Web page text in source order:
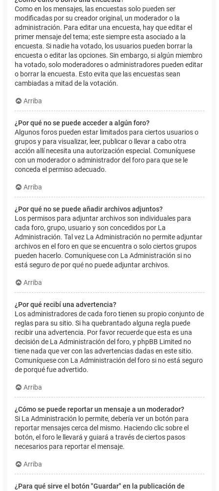
Como en los mensajes, las encuestas solo pueden ser
modificadas por su creador original, un moderador o la
administración. Para editar una encuesta, hay que editar el
primer mensaje del tema; este siempre esta asociado a la
encuesta. Si nadie ha votado, los usuarios pueden borrar la
encuesta o editar las opciones. Sin embargo, si algún miembro
ha votado, solo moderadores o administradores pueden editar
o borrar la encuesta. Esto evita que las encuestas sean
cambiadas a mitad de la votación.
Arriba
¿Por qué no se puede acceder a algún foro?
Algunos foros pueden estar limitados para ciertos usuarios o
grupos y para visualizar, leer, publicar o llevar a cabo otra
acción allí necesita una autorización especial. Comuníquese
con un moderador o administrador del foro para que se le
conceda el permiso adecuado.
Arriba
¿Por qué no se puede añadir archivos adjuntos?
Los permisos para adjuntar archivos son individuales para
cada foro, grupo, usuario y son concedidos por La
Administración. Tal vez La Administración no permite adjuntar
archivos en el foro en que se encuentra o solo ciertos grupos
pueden hacerlo. Comuníquese con La Administración si no
está seguro de por qué no puede adjuntar archivos.
Arriba
¿Por qué recibí una advertencia?
Los administradores de cada foro tienen su propio conjunto de
reglas para su sitio. Si ha quebrantado alguna regla puede
recibir una advertencia. Por favor recuerde que esta es una
decisión de La Administración del foro, y phpBB Limited no
tiene nada que ver con las advertencias dadas en este sitio.
Comuníquese con La Administración del foro si no está seguro
de porqué fue advertido.
Arriba
¿Cómo se puede reportar un mensaje a un moderador?
Si La Administración lo permite, debería ver un botón para
reportar mensajes cerca del mismo. Haciendo clic sobre el
botón, el foro le llevará y guiará a través de ciertos pasos
necesarios para reportar el mensaje.
Arriba
¿Para qué sirve el botón "Guardar" en la publicación de